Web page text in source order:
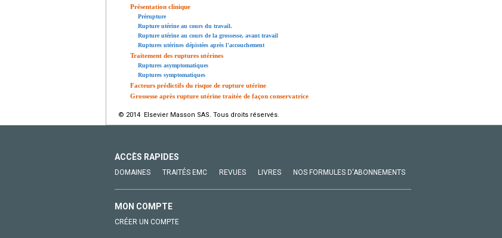
Présentation clinique
Prérupture
Rupture utérine au cours du travail.
Rupture utérine au cours de la grossesse, avant travail
Ruptures utérines dépistées après l'accouchement
Traitement des ruptures utérines
Ruptures asymptomatiques
Ruptures symptomatiques
Facteurs prédictifs du risque de rupture utérine
Grossesse après rupture utérine traitée de façon conservatrice
© 2014 Elsevier Masson SAS. Tous droits réservés.
ACCÈS RAPIDES
DOMAINES TRAITÉS EMC REVUES LIVRES NOS FORMULES D'ABONNEMENTS
MON COMPTE
CRÉER UN COMPTE